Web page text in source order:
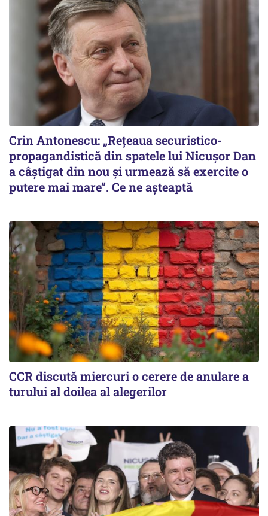
Crin Antonescu: „Rețeaua securistico-
propagandistică din spatele lui Nicușor Dan
a câștigat din nou și urmează să exercite o
putere mai mare”. Ce ne așteaptă
CCR discută miercuri o cerere de anulare a
turului al doilea al alegerilor